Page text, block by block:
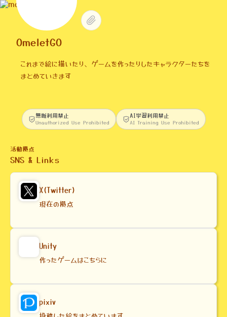
OmeletGO
これまで絵に描いたり、ゲームを作ったりしたキャラクターたちを
まとめていきます
無断利用禁止
Unauthorized Use Prohibited
AI学習利用禁止
AI Training Use Prohibited
活動拠点
SNS & Links
X(Twitter)
現在の拠点
Unity
作ったゲームはこちらに
pixiv